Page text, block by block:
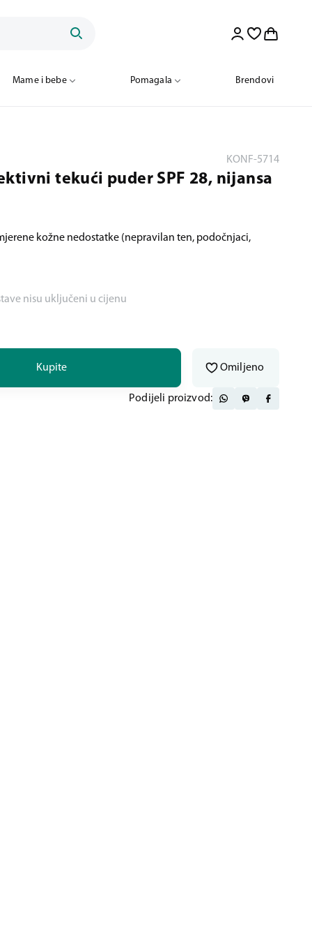
Mame i bebe Pomagala Brendovi
KONF-5714
tekući puder SPF 28, nijansa
kožne nedostatke (nepravilan ten, podočnjaci,
nisu uključeni u cijenu
Kupite Omiljeno
Podijeli proizvod: